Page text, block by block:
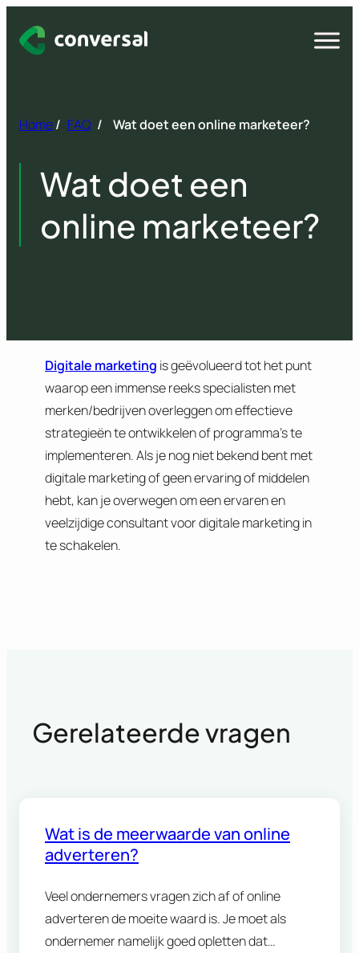
naar
Open
Home/ FAQ / Wat doet een online marketeer?
Wat doet een
online marketeer?
Digitale marketing is geëvolueerd tot het punt
waarop een immense reeks specialisten met
merken/bedrijven overleggen om effectieve
strategieën te ontwikkelen of programma’s te
implementeren. Als je nog niet bekend bent met
digitale marketing of geen ervaring of middelen
hebt, kan je overwegen om een ervaren en
veelzijdige consultant voor digitale marketing in
te schakelen.
Gerelateerde vragen
Wat is de meerwaarde van online
adverteren?
Veel ondernemers vragen zich af of online
adverteren de moeite waard is. Je moet als
ondernemer namelijk goed opletten dat…